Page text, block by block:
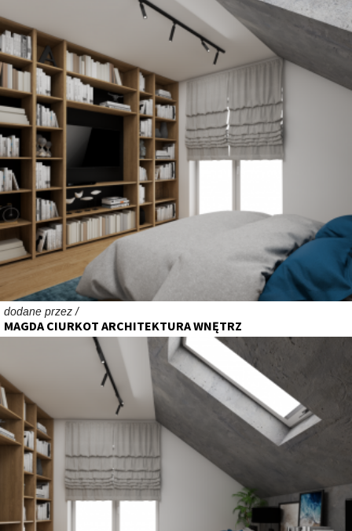
dodane przez /
MAGDA CIURKOT ARCHITEKTURA WNĘTRZ